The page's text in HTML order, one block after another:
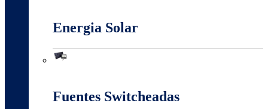
Energia Solar
Fuentes Switcheadas